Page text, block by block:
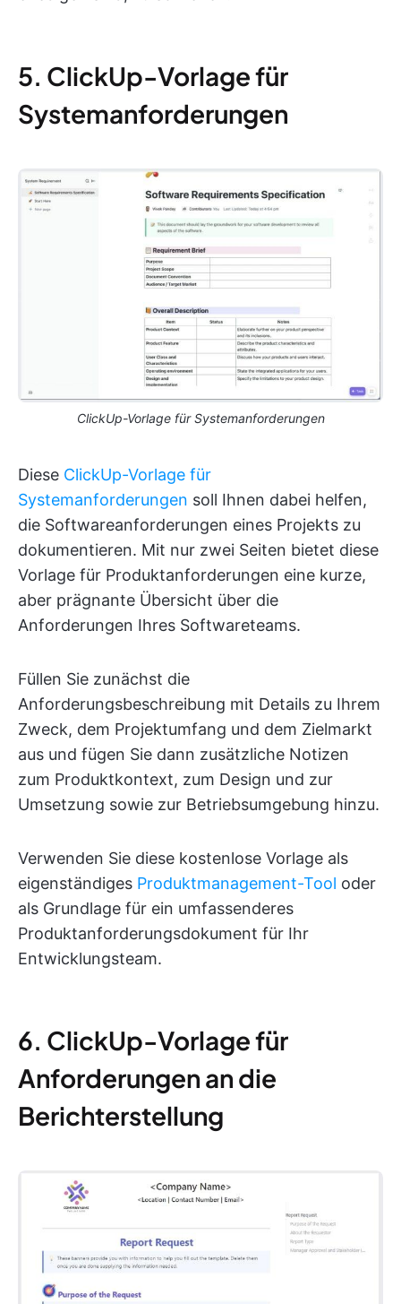
5. ClickUp-Vorlage für
Systemanforderungen
ClickUp-Vorlage für Systemanforderungen
Diese ClickUp-Vorlage für
Systemanforderungen soll Ihnen dabei helfen,
die Softwareanforderungen eines Projekts zu
dokumentieren. Mit nur zwei Seiten bietet diese
Vorlage für Produktanforderungen eine kurze,
aber prägnante Übersicht über die
Anforderungen Ihres Softwareteams.
Füllen Sie zunächst die
Anforderungsbeschreibung mit Details zu Ihrem
Zweck, dem Projektumfang und dem Zielmarkt
aus und fügen Sie dann zusätzliche Notizen
zum Produktkontext, zum Design und zur
Umsetzung sowie zur Betriebsumgebung hinzu.
Verwenden Sie diese kostenlose Vorlage als
eigenständiges Produktmanagement-Tool oder
als Grundlage für ein umfassenderes
Produktanforderungsdokument für Ihr
Entwicklungsteam.
6. ClickUp-Vorlage für
Anforderungen an die
Berichterstellung